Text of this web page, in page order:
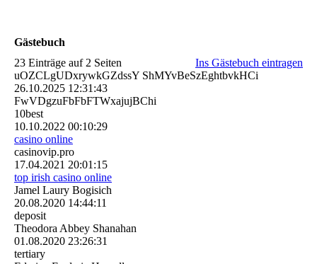
Gästebuch
23 Einträge auf 2 Seiten
Ins Gästebuch eintragen
uOZCLgUDxrywkGZdssY ShMYvBeSzEghtbvkHCi
26.10.2025 12:31:43
FwVDgzuFbFbFTWxajujBChi
10best
10.10.2022 00:10:29
casino online
casinovip.pro
17.04.2021 20:01:15
top irish casino online
Jamel Laury Bogisich
20.08.2020 14:44:11
deposit
Theodora Abbey Shanahan
01.08.2020 23:26:31
tertiary